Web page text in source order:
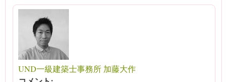
UND一級建築士事務所 加藤大作